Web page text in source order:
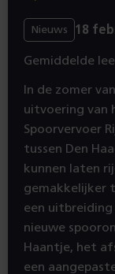
Nieuws 18
Gemiddelde
In de zomer
uitvoering van
Spoorvervoer
tussen Den
kunnen laten
gemakkelijker
een uitbreiding
nieuwe
Haantje, het
een